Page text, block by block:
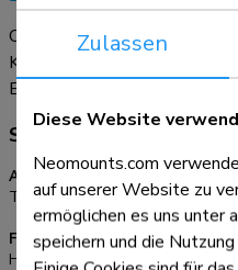
Organisieren Sie Ihre Kabel
Kabelwirbelsäule ADS06-
Designs mit 27 flexiblen
leicht an Ihre Einrichtung
Kabelkanäle führen Kabel
einen ordentlichen,
Erfahren Sie mehr
Spezifikationen
Allgemein
Tischmontage:
Funktionalität
Höhe:
129,2 cm
Zulassen
Diese Website
Neomounts.com
auf unserer Website zu
ermöglichen es uns unter
speichern und die